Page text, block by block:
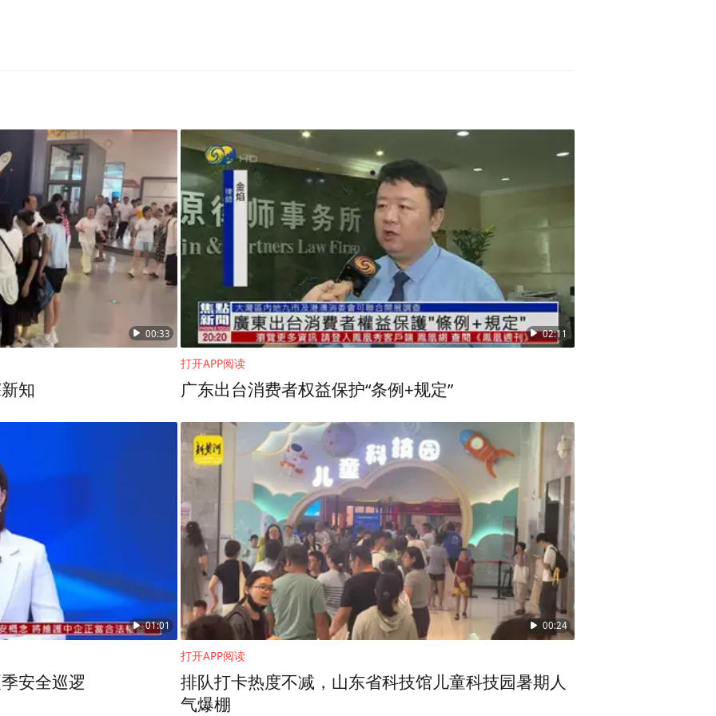
所谓“新天涯联合工作组”仅四五人：一名兼职技术、老板刑明、一名运营及
布后，团队便去吃烧烤了。
表示，团队本无意发布公告，当时正在打掼蛋，但被媒体“架”上热搜，只得
群人想干还是想干，但是得凑齐两千万，海南电信才会开放服务器。
00:33
知
02:11
打开APP阅读
广东出台消费者权益保护“条例+规定”
01:01
安全巡逻
00:24
打开APP阅读
排队打卡热度不减，山东省科技馆儿童科技园暑期人
气爆棚